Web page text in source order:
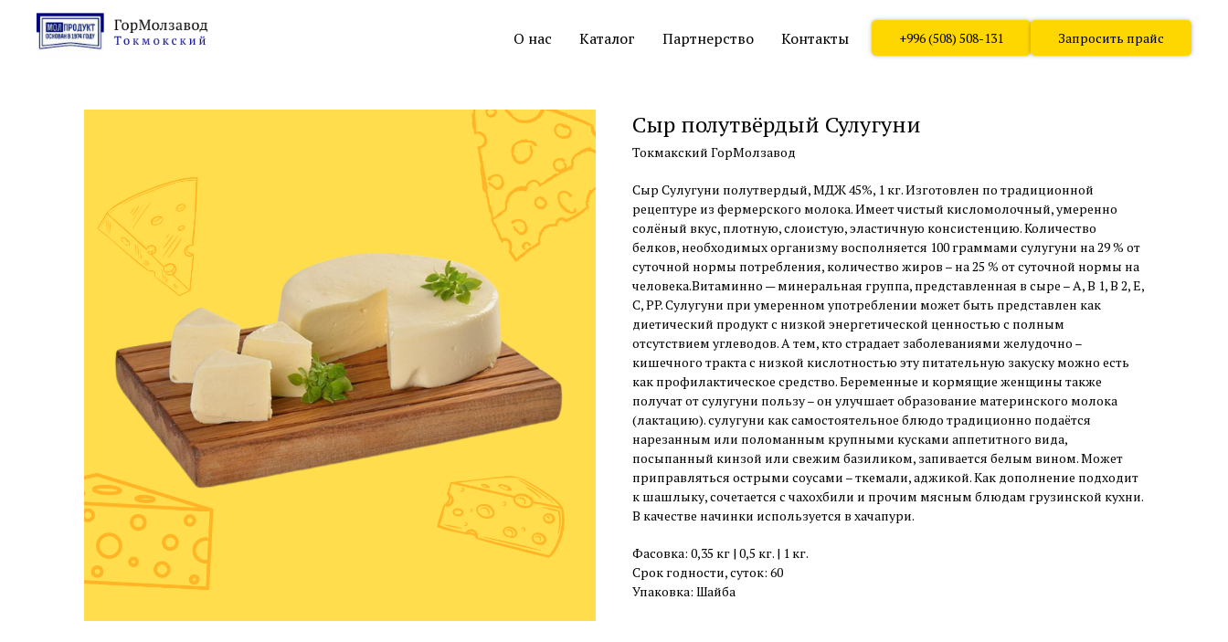
О нас Каталог Партнерство Контакты +996 (508) 508-131 Запросить прайс
Сыр полутвёрдый Сулугуни
Токмакский ГорМолзавод
Сыр Сулугуни полутвердый, МДЖ 45%, 1 кг. Изготовлен по традиционной
рецептуре из фермерского молока. Имеет чистый кисломолочный, умеренно
солёный вкус, плотную, слоистую, эластичную консистенцию. Количество
белков, необходимых организму восполняется 100 граммами сулугуни на 29 % от
суточной нормы потребления, количество жиров – на 25 % от суточной нормы на
человека.Витаминно — минеральная группа, представленная в сыре – A, B 1, B 2, E,
C, PP. Сулугуни при умеренном употреблении может быть представлен как
диетический продукт с низкой энергетической ценностью с полным
отсутствием углеводов. А тем, кто страдает заболеваниями желудочно –
кишечного тракта с низкой кислотностью эту питательную закуску можно есть
как профилактическое средство. Беременные и кормящие женщины также
получат от сулугуни пользу – он улучшает образование материнского молока
(лактацию). сулугуни как самостоятельное блюдо традиционно подаётся
нарезанным или поломанным крупными кусками аппетитного вида,
посыпанный кинзой или свежим базиликом, запивается белым вином. Может
приправляться острыми соусами – ткемали, аджикой. Как дополнение подходит
к шашлыку, сочетается с чахохбили и прочим мясным блюдам грузинской кухни.
В качестве начинки используется в хачапури.
Фасовка: 0,35 кг | 0,5 кг. | 1 кг.
Срок годности, суток: 60
Упаковка: Шайба